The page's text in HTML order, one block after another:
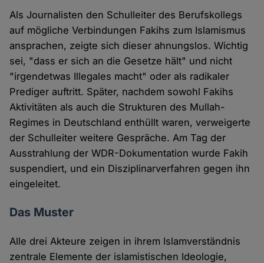
Als Journalisten den Schulleiter des Berufskollegs
auf mögliche Verbindungen Fakihs zum Islamismus
ansprachen, zeigte sich dieser ahnungslos. Wichtig
sei, "dass er sich an die Gesetze hält" und nicht
"irgendetwas Illegales macht" oder als radikaler
Prediger auftritt. Später, nachdem sowohl Fakihs
Aktivitäten als auch die Strukturen des Mullah-
Regimes in Deutschland enthüllt waren, verweigerte
der Schulleiter weitere Gespräche. Am Tag der
Ausstrahlung der WDR-Dokumentation wurde Fakih
suspendiert, und ein Disziplinarverfahren gegen ihn
eingeleitet.
Das Muster
Alle drei Akteure zeigen in ihrem Islamverständnis
zentrale Elemente der islamistischen Ideologie,